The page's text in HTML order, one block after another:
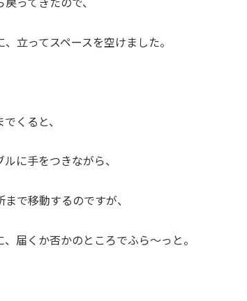
立ってスペースを空けました。
くると、
に手をつきながら、
で移動するのですが、
届くか否かのところでふら～っと。